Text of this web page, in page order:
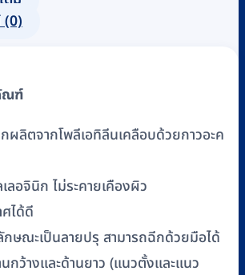
(0)
ณฑ์
ผลิตจากโพลีเอทิลีนเคลือบด้วยกาวอะค
เลอจินิก ไม่ระคายเคืองผิว
ได้ดี
ษณะเป็นลายปรุ สามารถฉีกด้วยมือได้
กว้างและด้านยาว (แนวตั้งและแนว